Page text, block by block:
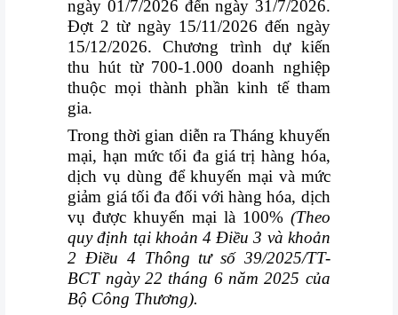
ngày 01/7/2026 đến ngày 31/7/2026.
Đợt 2 từ ngày 15/11/2026 đến ngày
15/12/2026. Chương trình dự kiến
thu hút từ 700-1.000 doanh nghiệp
thuộc mọi thành phầnkinh tế tham
gia.
Trong thời gian diễn ra Tháng khuyến
mại, hạn mức tối đa giá trị hàng hóa,
dịch vụ dùng để khuyến mại và mức
giảm giá tối đa đối với hàng hóa, dịch
vụ được khuyến mại là 100% (Theo
quy định tại khoản 4 Điều 3 và khoản
2 Điều 4 Thông tư số 39/2025/TT-
BCT ngày 22 tháng 6 năm 2025 của
Bộ Công Thương).